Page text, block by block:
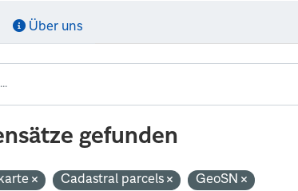
Über uns
gefunden
Cadastral parcels
GeoSN